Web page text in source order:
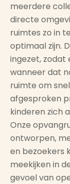
meerdere
directe
ruimtes zo in
optimaal zijn.
ingezet, zodat
wanneer dat
ruimte om
afgesproken
kinderen zich
Onze
ontworpen,
en bezoekers
meekijken in
gevoel van